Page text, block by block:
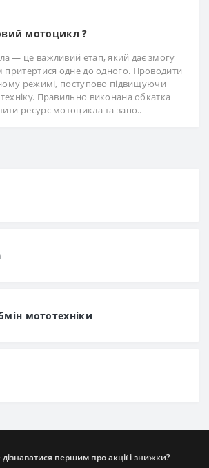
мотоцикл ?
— це важливий етап, який дає змогу
притертися одне до одного. Проводити
режимі, поступово підвищуючи
Правильно виконана обкатка
ресурс мотоцикла та запо..
мототехніки
першим про акції і знижки?